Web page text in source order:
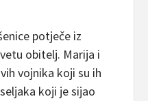
potječe iz
obitelj. Marija i
vojnika koji su ih
koji je sijao